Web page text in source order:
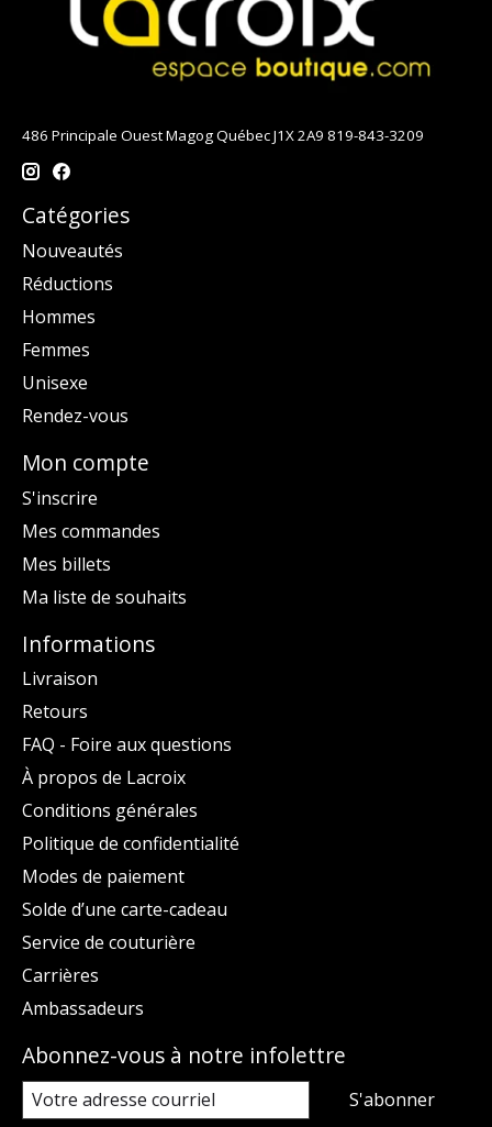
486 Principale Ouest Magog Québec J1X 2A9 819-843-3209
Catégories
Nouveautés
Réductions
Hommes
Femmes
Unisexe
Rendez-vous
Mon compte
S'inscrire
Mes commandes
Mes billets
Ma liste de souhaits
Informations
Livraison
Retours
FAQ - Foire aux questions
À propos de Lacroix
Conditions générales
Politique de confidentialité
Modes de paiement
Solde d’une carte-cadeau
Service de couturière
Carrières
Ambassadeurs
Abonnez-vous à notre infolettre
S'abonner